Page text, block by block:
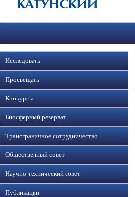
Исследовать
Просвещать
Конкурсы
Биосферный резерват
Трансграничное сотрудничество
Общественный совет
Научно-технический совет
Публикации